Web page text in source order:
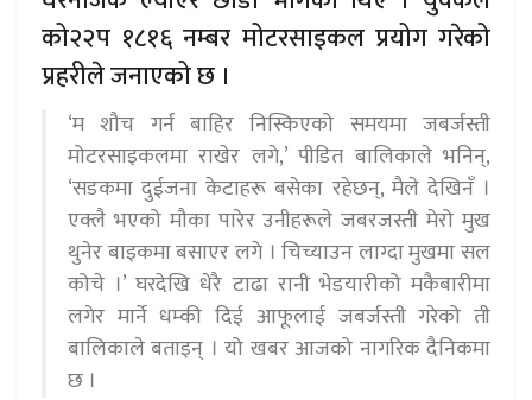
को२२प १८१६ नम्बर मोटरसाइकल प्रयोग गरेको
प्रहरीले जनाएको छ ।
‘म शौच गर्न बाहिर निस्किएको समयमा जबर्जस्ती
मोटरसाइकलमा राखेर लगे,’ पीडित बालिकाले भनिन्,
‘सडकमा दुईजना केटाहरू बसेका रहेछन्, मैले देखिनँ ।
एक्लै भएको मौका पारेर उनीहरूले जबरजस्ती मेरो मुख
थुनेर बाइकमा बसाएर लगे । चिच्याउन लाग्दा मुखमा सल
कोचे ।’ घरदेखि धेरै टाढा रानी भेडयारीको मकैबारीमा
लगेर मार्ने धम्की दिई आफूलाई जबर्जस्ती गरेको ती
बालिकाले बताइन् । यो खबर आजको नागरिक दैनिकमा
छ ।